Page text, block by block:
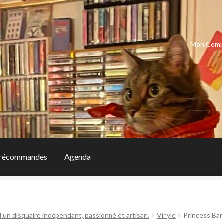
Mon
Agenda
disquaire indépendant, passionné et artisan. Vinyle Princess